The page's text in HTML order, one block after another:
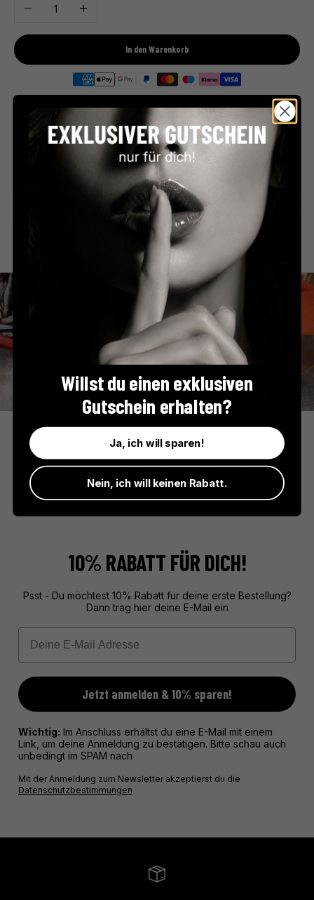
Anzahl verringernAnzahl erhöhen
In den Warenkorb
Direkt aus Frankreich
Kostenloser Versand
ab €59 in Deutschland
Sicher bezahlen
Seit über 30 Jahren steht die familiengeführte Conserverie La
Sablaise für authentische Meeresdelikatessen aus der Vendée.
Mit Leidenschaft und handwerklichem Geschick entstehen hier
Fischsuppen, Rillettes und Marinaden, die den wahren
Geschmack des Meeres einfangen.
10% RABATT FÜR DICH!
Psst - Du möchtest 10% Rabatt für deine erste Bestellung?
Dann trag hier deine E-Mail ein
Email
Jetzt anmelden & 10% sparen!
Wichtig: Im Anschluss erhältst du eine E-Mail mit einem
Link, um deine Anmeldung zu bestätigen. Bitte schau auch
unbedingt im SPAM nach
Mit der Anmeldung zum Newsletter akzeptierst du die
Datenschutzbestimmungen
Willst du einen exklusiven
Gutschein erhalten?
Ja, ich will sparen!
Nein, ich will keinen Rabatt.